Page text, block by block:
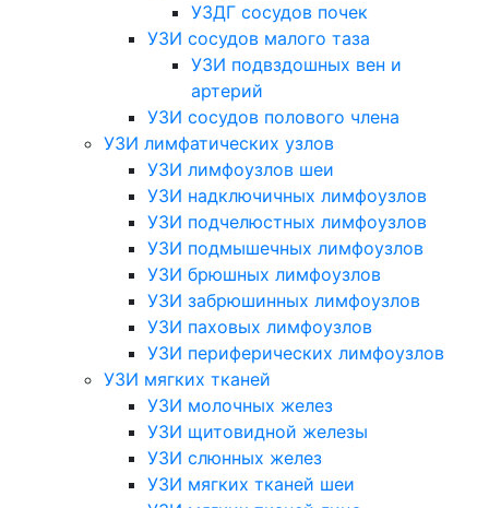
УЗДГ сосудов почек
УЗИ сосудов малого таза
УЗИ подвздошных вен и
артерий
УЗИ сосудов полового члена
УЗИ лимфатических узлов
УЗИ лимфоузлов шеи
УЗИ надключичных лимфоузлов
УЗИ подчелюстных лимфоузлов
УЗИ подмышечных лимфоузлов
УЗИ брюшных лимфоузлов
УЗИ забрюшинных лимфоузлов
УЗИ паховых лимфоузлов
УЗИ периферических лимфоузлов
УЗИ мягких тканей
УЗИ молочных желез
УЗИ щитовидной железы
УЗИ слюнных желез
УЗИ мягких тканей шеи